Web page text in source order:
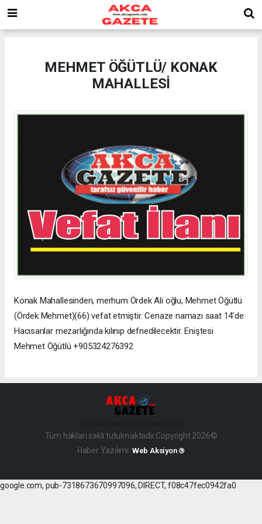
MEHMET ÖĞÜTLÜ/ KONAK
MAHALLESİ
Konak Mahallesinden, merhum Ördek Ali oğlu, Mehmet Öğütlü
(Ördek Mehmet)(66) vefat etmiştir. Cenaze namazı saat 14'de
Hacısarılar mezarlığında kılınıp defnedilecektir. Eniştesi
Mehmet Öğütlü +905324276392
Tüm hakları saklı tutulmaktadır.Copyright 2026©
Haber Yazılımı: Web Aksiyon ®
google.com, pub-7318673670997096, DIRECT, f08c47fec0942fa0